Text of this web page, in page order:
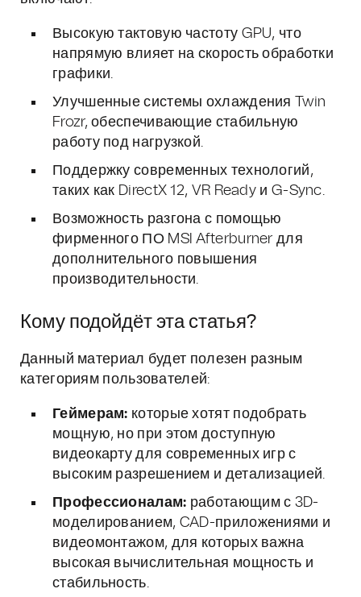
Высокую тактовую частоту GPU, что
напрямую влияет на скорость обработки
графики.
Улучшенные системы охлаждения Twin
Frozr, обеспечивающие стабильную
работу под нагрузкой.
Поддержку современных технологий,
таких как DirectX 12, VR Ready и G-Sync.
Возможность разгона с помощью
фирменного ПО MSI Afterburner для
дополнительного повышения
производительности.
Кому подойдёт эта статья?
Данный материал будет полезен разным
категориям пользователей:
Геймерам: которые хотят подобрать
мощную, но при этом доступную
видеокарту для современных игр с
высоким разрешением и детализацией.
Профессионалам: работающим с 3D-
моделированием, CAD-приложениями и
видеомонтажом, для которых важна
высокая вычислительная мощность и
стабильность.